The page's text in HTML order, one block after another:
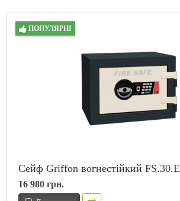
ПОПУЛЯРНІ
Сейф Griffon вогнестійкий FS.30.E
16 980 грн.